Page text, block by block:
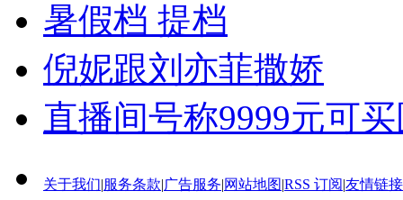
暑假档 提档
倪妮跟刘亦菲撒娇
直播间号称9999元可
关于我们|服务条款|广告服务|网站地图|RSS 订阅|友情链接